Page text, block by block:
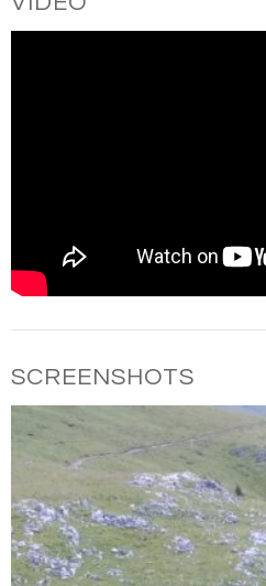
SCREENSHOTS